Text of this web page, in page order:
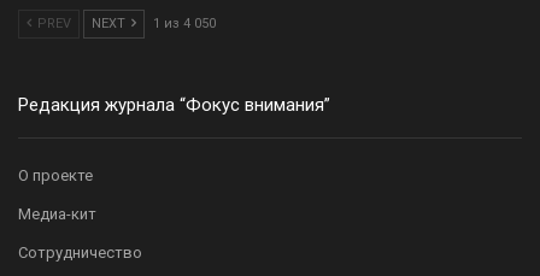
PREV NEXT 1 из 4 050
Редакция журнала “Фокус внимания”
О проекте
Медиа-кит
Сотрудничество